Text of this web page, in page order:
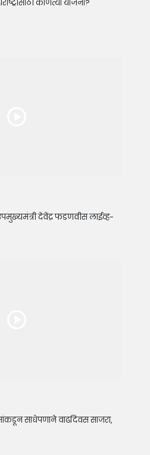
कोणत्या योजना?
देवेंद्र फडणवीस लाईव्ह-
साधेपणाने वाढदिवस साजरा,